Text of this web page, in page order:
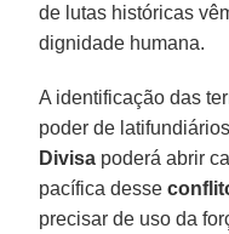
de lutas históricas
dignidade humana.
A identificação das
poder de
Divisa poderá abrir
pacífica desse
precisar de uso da